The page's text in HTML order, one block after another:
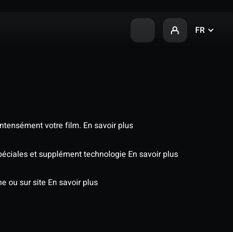
FR
votre film. En savoir plus
et supplément technologie En savoir plus
ou sur site En savoir plus